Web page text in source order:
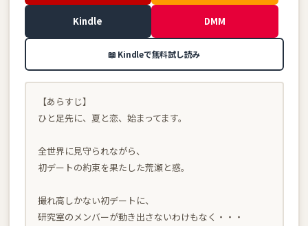
Kindle DMM
📖 Kindleで無料試し読み
【あらすじ】
ひと足先に、夏と恋、始まってます。
全世界に見守られながら、
初デートの約束を果たした荒瀬と惑。
撮れ高しかない初デートに、
研究室のメンバーが動き出さないわけもなく・・・